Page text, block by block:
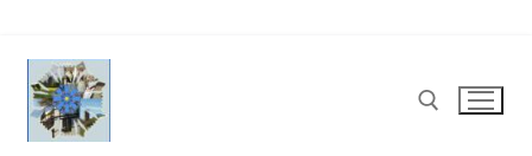
Inhalt
springen